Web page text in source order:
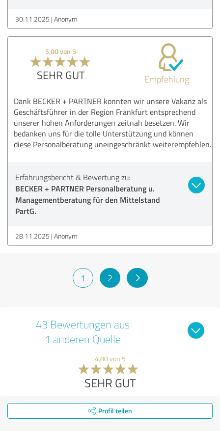
30.11.2025 Anonym
5,00 von 5
SEHR GUT Empfehlung
Dank BECKER + PARTNER konnten wir unsere Vakanz als
Geschäftsführer in der Region Frankfurt entsprechend
unserer hohen Anforderungen zeitnah besetzen. Wir
bedanken uns für die tolle Unterstützung und können
diese Personalberatung uneingeschränkt weiterempfehlen.
Erfahrungsbericht & Bewertung zu:
BECKER + PARTNER Personalberatung u.
Managementberatung für den Mittelstand
PartG.
28.11.2025 Anonym
1 2
43 Bewertungen aus
1 anderen Quelle
4,80 von 5
SEHR GUT
Profil teilen